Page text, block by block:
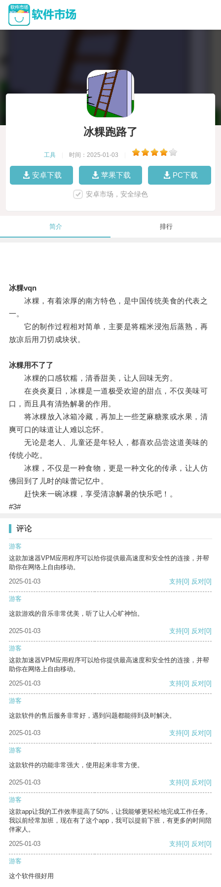
冰粿跑路了
工具 时间：2025-01-03
安卓下载 苹果下载 PC下载
安卓市场，安全绿色
简介 排行
冰粿vqn
冰粿，有着浓厚的南方特色，是中国传统美食的代表之
一。
它的制作过程相对简单，主要是将糯米浸泡后蒸熟，再
放凉后用刀切成块状。
冰粿用不了了
冰粿的口感软糯，清香甜美，让人回味无穷。
在炎炎夏日，冰粿是一道极受欢迎的甜点，不仅美味可
口，而且具有清热解暑的作用。
将冰粿放入冰箱冷藏，再加上一些芝麻糖浆或水果，清
爽可口的味道让人难以忘怀。
无论是老人、儿童还是年轻人，都喜欢品尝这道美味的
传统小吃。
冰粿，不仅是一种食物，更是一种文化的传承，让人仿
佛回到了儿时的味蕾记忆中。
赶快来一碗冰粿，享受清凉解暑的快乐吧！。
#3#
评论
游客
这款加速器VPM应用程序可以给你提供最高速度和安全性的连接，并帮
助你在网络上自由移动。
2025-01-03
支持[0] 反对[0]
游客
这款游戏的音乐非常优美，听了让人心旷神怡。
2025-01-03 支持[0] 反对[0]
游客
这款加速器VPM应用程序可以给你提供最高速度和安全性的连接，并帮
助你在网络上自由移动。
2025-01-03
支持[0] 反对[0]
游客
这款软件的售后服务非常好，遇到问题都能得到及时解决。
2025-01-03 支持[0] 反对[0]
游客
这款软件的功能非常强大，使用起来非常方便。
2025-01-03 支持[0] 反对[0]
游客
这款app让我的工作效率提高了50%，让我能够更轻松地完成工作任务。
我以前经常加班，现在有了这个app，我可以提前下班，有更多的时间陪
伴家人。
2025-01-03
支持[0] 反对[0]
游客
这个软件很好用